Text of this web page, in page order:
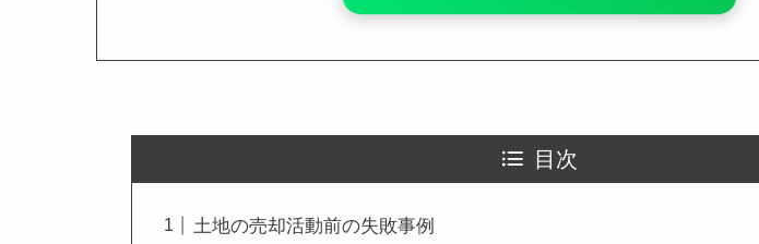
目次
土地の売却活動前の失敗事例